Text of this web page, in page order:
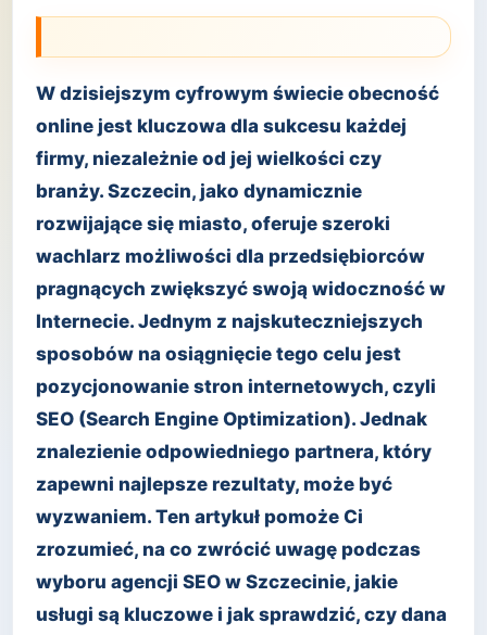
W dzisiejszym cyfrowym świecie obecność
online jest kluczowa dla sukcesu każdej
firmy, niezależnie od jej wielkości czy
branży. Szczecin, jako dynamicznie
rozwijające się miasto, oferuje szeroki
wachlarz możliwości dla przedsiębiorców
pragnących zwiększyć swoją widoczność w
Internecie. Jednym z najskuteczniejszych
sposobów na osiągnięcie tego celu jest
pozycjonowanie stron internetowych, czyli
SEO (Search Engine Optimization). Jednak
znalezienie odpowiedniego partnera, który
zapewni najlepsze rezultaty, może być
wyzwaniem. Ten artykuł pomoże Ci
zrozumieć, na co zwrócić uwagę podczas
wyboru agencji SEO w Szczecinie, jakie
usługi są kluczowe i jak sprawdzić, czy dana